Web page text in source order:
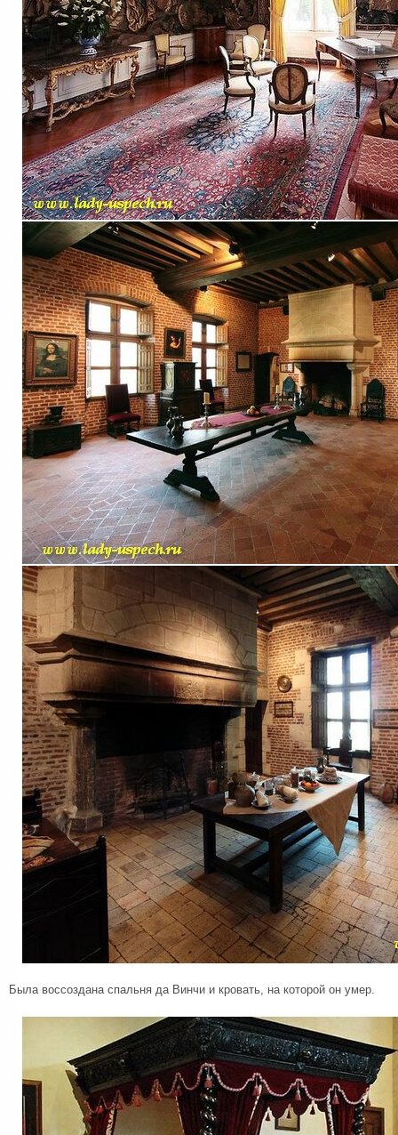
Была воссоздана спальня да Винчи и кровать, на которой он умер.